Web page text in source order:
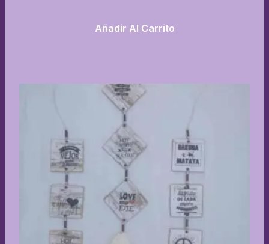
Añadir Al Carrito